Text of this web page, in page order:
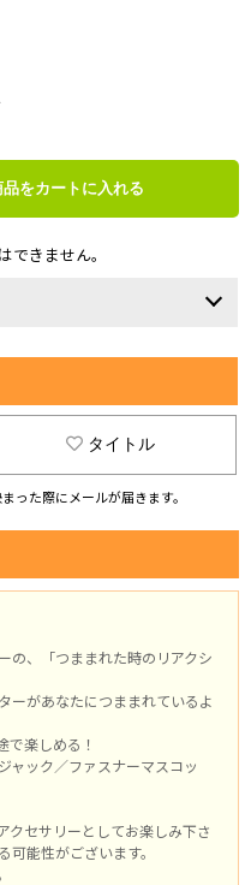
品をカートに入れる
きません。
タイトル
った際にメールが届きます。
の、「つままれた時のリアクシ
ーがあなたにつままれているよ
で楽しめる！
ャック／ファスナーマスコッ
セサリーとしてお楽しみ下さ
能性がございます。